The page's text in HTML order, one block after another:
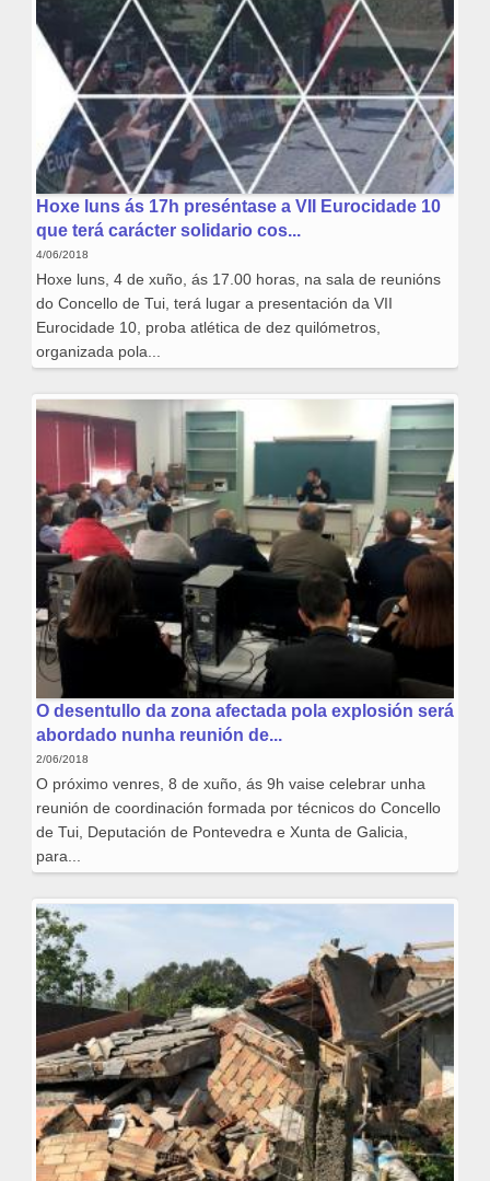
Hoxe luns ás 17h preséntase a VII Eurocidade 10
que terá carácter solidario cos...
4/06/2018
Hoxe luns, 4 de xuño, ás 17.00 horas, na sala de reunións
do Concello de Tui, terá lugar a presentación da VII
Eurocidade 10, proba atlética de dez quilómetros,
organizada pola...
O desentullo da zona afectada pola explosión será
abordado nunha reunión de...
2/06/2018
O próximo venres, 8 de xuño, ás 9h vaise celebrar unha
reunión de coordinación formada por técnicos do Concello
de Tui, Deputación de Pontevedra e Xunta de Galicia,
para...